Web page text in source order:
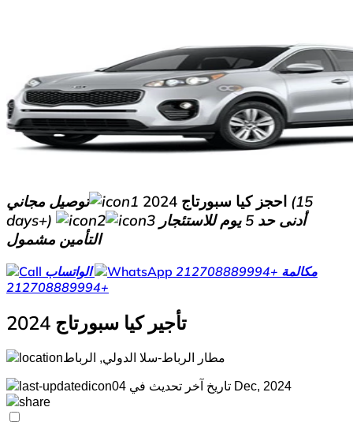
احجز كيا سبورتاج 2024
توصيل مجاني (15
days+)
أدنى حد 5 يوم للاستئجار
التأمين مشمول
مكالمة +212708889994
الواتساب
+212708889994
تأجير كيا سبورتاج 2024
مطار الرباط-سلا الدولي, الرباط
تاريخ آخر تحديث في 04 Dec, 2024